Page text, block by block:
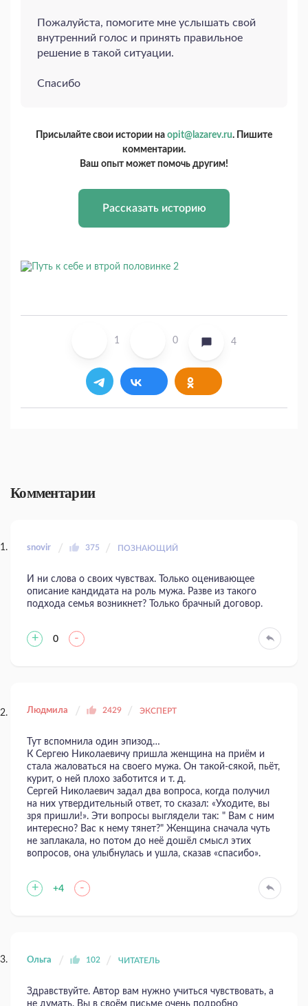
Пожалуйста, помогите мне услышать свой
внутренний голос и принять правильное
решение в такой ситуации.
Спасибо
Присылайте свои истории на opit@lazarev.ru. Пишите
комментарии.
Ваш опыт может помочь другим!
Рассказать историю
1 0 4
Комментарии
snovir 375 ПОЗНАЮЩИЙ
И ни слова о своих чувствах. Только оценивающее
описание кандидата на роль мужа. Разве из такого
подхода семья возникнет? Только брачный договор.
+ 0 -
Людмила 2429 ЭКСПЕРТ
Тут вспомнила один эпизод…
К Сергею Николаевичу пришла женщина на приём и
стала жаловаться на своего мужа. Он такой-сякой, пьёт,
курит, о ней плохо заботится и т. д.
Сергей Николаевич задал два вопроса, когда получил
на них утвердительный ответ, то сказал: «Уходите, вы
зря пришли!». Эти вопросы выглядели так: " Вам с ним
интересно? Вас к нему тянет?" Женщина сначала чуть
не заплакала, но потом до неё дошёл смысл этих
вопросов, она улыбнулась и ушла, сказав «спасибо».
+ +4 -
Ольга 102 ЧИТАТЕЛЬ
Здравствуйте. Автор вам нужно учиться чувствовать, а
не думать. Вы в своём письме очень подробно